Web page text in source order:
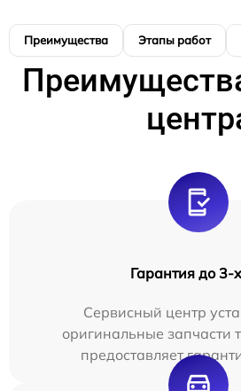
Преимущества Этапы работ
Гарантия до 3-
Сервисный центр
оригинальные запчасти
предоставляет